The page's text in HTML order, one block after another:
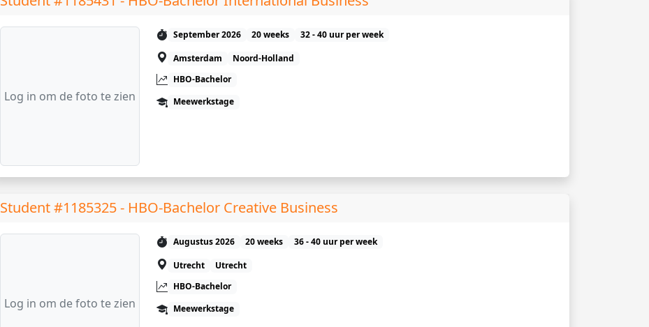
Log in om de foto te zien
September 2026 20 weeks
32 - 40 uur per week
Amsterdam
Noord-Holland
HBO-Bachelor
Meewerkstage
Student #1185325 - HBO-Bachelor Creative Business
Log in om de foto te zien
Augustus 2026 20 weeks
36 - 40 uur per week
Utrecht
Utrecht
HBO-Bachelor
Meewerkstage